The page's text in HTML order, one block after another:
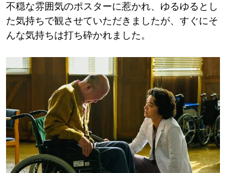
不穏な雰囲気のポスターに惹かれ、ゆるゆるとし
た気持ちで観させていただきましたが、すぐにそ
んな気持ちは打ち砕かれました。